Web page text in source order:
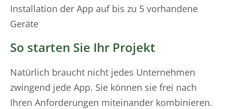
Installation der App auf bis zu 5 vorhandene
Geräte
So starten Sie Ihr Projekt
Natürlich braucht nicht jedes Unternehmen
zwingend jede App. Sie können sie frei nach
Ihren Anforderungen miteinander kombinieren.